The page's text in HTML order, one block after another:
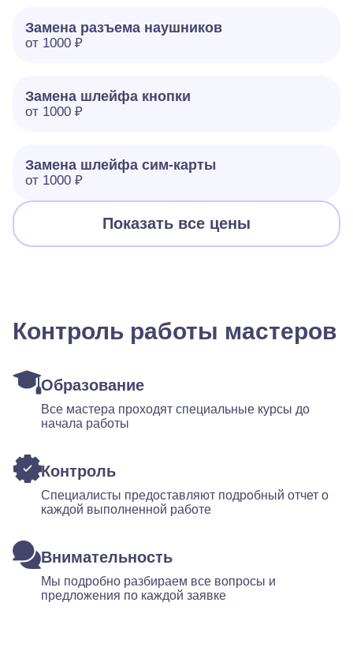
Замена разъема наушников
от 1000 ₽
Замена шлейфа кнопки
от 1000 ₽
Замена шлейфа сим-карты
от 1000 ₽
Показать все цены
Контроль работы мастеров
Образование
Все мастера проходят специальные курсы до
начала работы
Контроль
Специалисты предоставляют подробный отчет о
каждой выполненной работе
Внимательность
Мы подробно разбираем все вопросы и
предложения по каждой заявке